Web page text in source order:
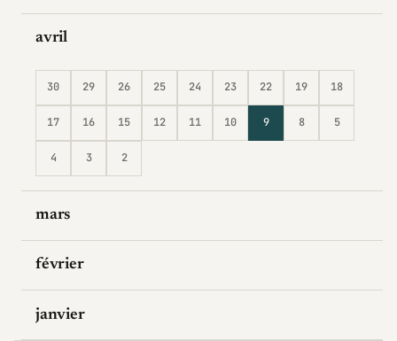
avril
30 29 26 25 24 23 22 19 18
17 16 15 12 11 10 9 8 5
4 3 2
mars
février
janvier